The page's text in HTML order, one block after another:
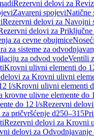
Rezervni delovi za
Zavareni spojeviNatične
Rezervni delovi za Navojni
delovi za Priključne
za cevne obujmice
za sisteme za
za odvod vodeVentili
Krovni ulivni elementi do
za Krovni ulivni
l/sKrovni ulivni elementi
krovne ulivne elemente do
do 12 l/sRezervni
za pričvršćenje d250–315
Rezervni delovi za Krovni
delovi za